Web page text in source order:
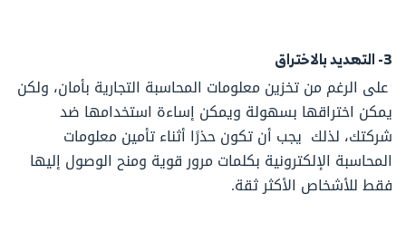
3- التهديد بالاختراق
على الرغم من تخزين معلومات المحاسبة التجارية بأمان، ولكن
يمكن اختراقها بسهولة ويمكن إساءة استخدامها ضد
شركتك، لذلك يجب أن تكون حذرًا أثناء تأمين معلومات
المحاسبة الإلكترونية بكلمات مرور قوية ومنح الوصول إليها
فقط للأشخاص الأكثر ثقة.